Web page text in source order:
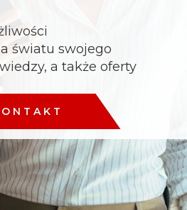
światu swojego
a także oferty